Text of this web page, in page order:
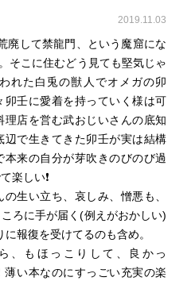
2019.11.03
廃して禁龍門、という魔窟にな
そこに住むどう見ても堅気じゃ
れた白兎の獣人でオメガの卯
卯壬に愛着を持っていく様は可
店を営む武おじいさんの底知
辺で生きてきた卯壬が実は結構
本来の自分が芽吹きのびのび過
楽しい❗
生い立ち、哀しみ、憎悪も、
ろに手が届く(例えがおかしい)
報復を受けてるのも含め。
、もほっこりして、良かっ
い本なのにすっごい充実の楽